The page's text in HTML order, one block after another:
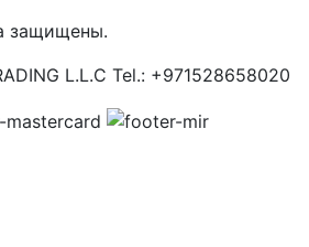
защищены.
L.L.C Tel.: +971528658020